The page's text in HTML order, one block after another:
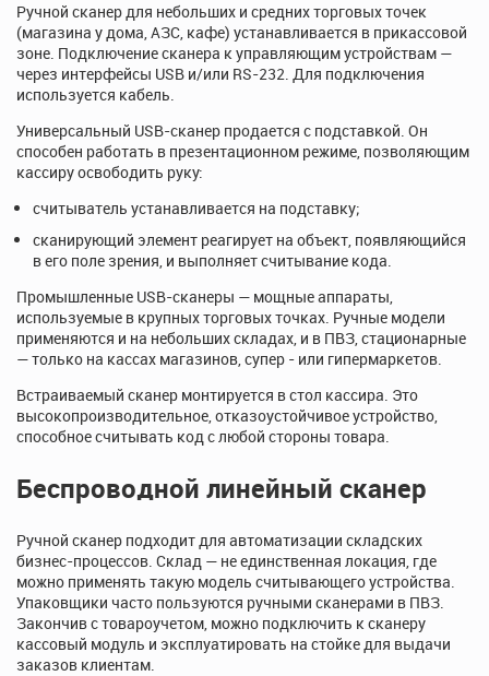
Ручной сканер для небольших и средних торговых точек
(магазина у дома, АЗС, кафе) устанавливается в прикассовой
зоне. Подключение сканера к управляющим устройствам —
через интерфейсы USB и/или RS-232. Для подключения
используется кабель.
Универсальный USB-сканер продается с подставкой. Он
способен работать в презентационном режиме, позволяющим
кассиру освободить руку:
считыватель устанавливается на подставку;
сканирующий элемент реагирует на объект, появляющийся
в его поле зрения, и выполняет считывание кода.
Промышленные USB-сканеры — мощные аппараты,
используемые в крупных торговых точках. Ручные модели
применяются и на небольших складах, и в ПВЗ, стационарные
— только на кассах магазинов, супер - или гипермаркетов.
Встраиваемый сканер монтируется в стол кассира. Это
высокопроизводительное, отказоустойчивое устройство,
способное считывать код с любой стороны товара.
Беспроводной линейный сканер
Ручной сканер подходит для автоматизации складских
бизнес-процессов. Склад — не единственная локация, где
можно применять такую модель считывающего устройства.
Упаковщики часто пользуются ручными сканерами в ПВЗ.
Закончив с товароучетом, можно подключить к сканеру
кассовый модуль и эксплуатировать на стойке для выдачи
заказов клиентам.